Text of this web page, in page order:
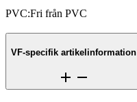
PVC:Fri från PVC
VF-specifik artikelinformation